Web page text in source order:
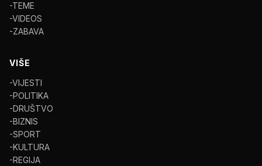
-TEME
-VIDEOS
-ZABAVA
VIŠE
-VIJESTI
-POLITIKA
-DRUŠTVO
-BIZNIS
-SPORT
-KULTURA
-REGIJA